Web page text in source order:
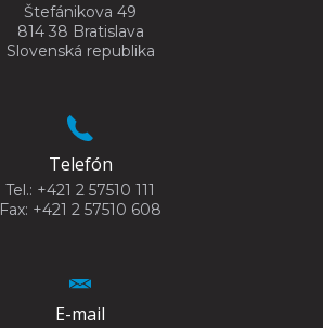
Štefánikova 49
814 38 Bratislava
Slovenská republika
Telefón
Tel.: +421 2 57510 111
Fax: +421 2 57510 608
E-mail